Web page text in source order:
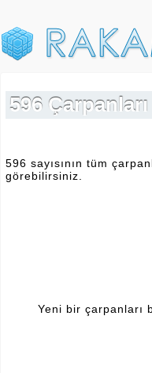
596
596 sayısının tüm
görebilirsiniz.
Yeni bir çarpanları